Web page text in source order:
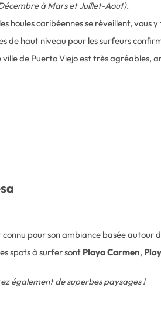
à Mars et Juillet-Aout).
houles caribéennes se réveillent, vous
de haut niveau pour les surfeurs
ville de Puerto Viejo est très agréables,
connu pour son ambiance basée
spots à surfer sont Playa Carmen,
également de superbes paysages !